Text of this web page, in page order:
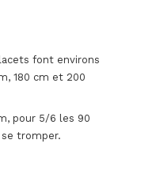
font environs
180 cm et 200
pour 5/6 les 90
tromper.